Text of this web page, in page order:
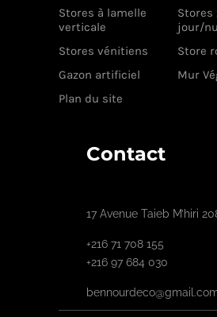
Stores à lamelle
verticale
Stores
jour/
Stores vénitiens
Store
Gazon artificiel
Mur
Plan du site
Contact
17 Avenue Taieb M’hiri
+216 71 708 155
+216 97 684 030